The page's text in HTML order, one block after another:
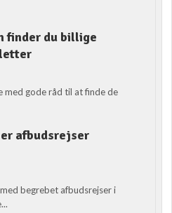
finder du billige
med gode råd til at finde de
er afbudsrejser
begrebet afbudsrejser i